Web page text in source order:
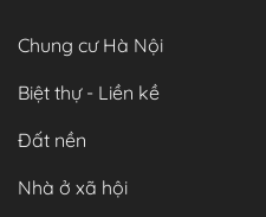
Chung cư Hà Nội
Biệt thự - Liền kề
Đất nền
Nhà ở xã hội